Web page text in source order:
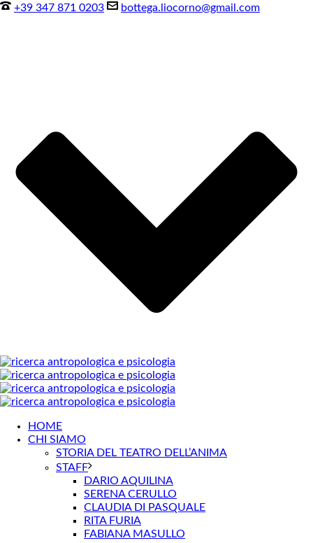
+39 347 871 0203 bottega.liocorno@gmail.com
HOME
CHI SIAMO
STORIA DEL TEATRO DELL’ANIMA
STAFF
DARIO AQUILINA
SERENA CERULLO
CLAUDIA DI PASQUALE
RITA FURIA
FABIANA MASULLO